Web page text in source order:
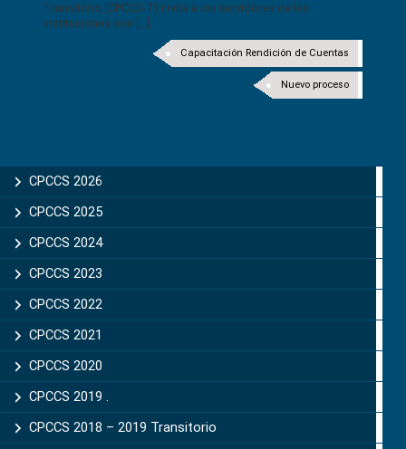
Transitorio (CPCCS-T) invita a los servidores de las
instituciones con [...]
Capacitación Rendición de Cuentas
Nuevo proceso
CPCCS 2026
CPCCS 2025
CPCCS 2024
CPCCS 2023
CPCCS 2022
CPCCS 2021
CPCCS 2020
CPCCS 2019 .
CPCCS 2018 – 2019 Transitorio